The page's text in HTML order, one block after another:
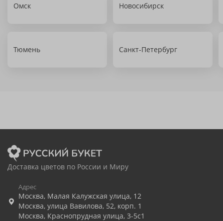
Омск Новосибирск
Тюмень Санкт-Петербург
Доставка цветов по России и Миру
Адрес
Москва, Малая Калужская улица, 12
Москва, улица Вавилова, 52, корп. 1
Москва, Краснопрудная улица, 3-5с1